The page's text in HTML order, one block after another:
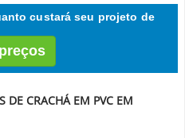
custará seu projeto de
DE CRACHÁ EM PVC EM